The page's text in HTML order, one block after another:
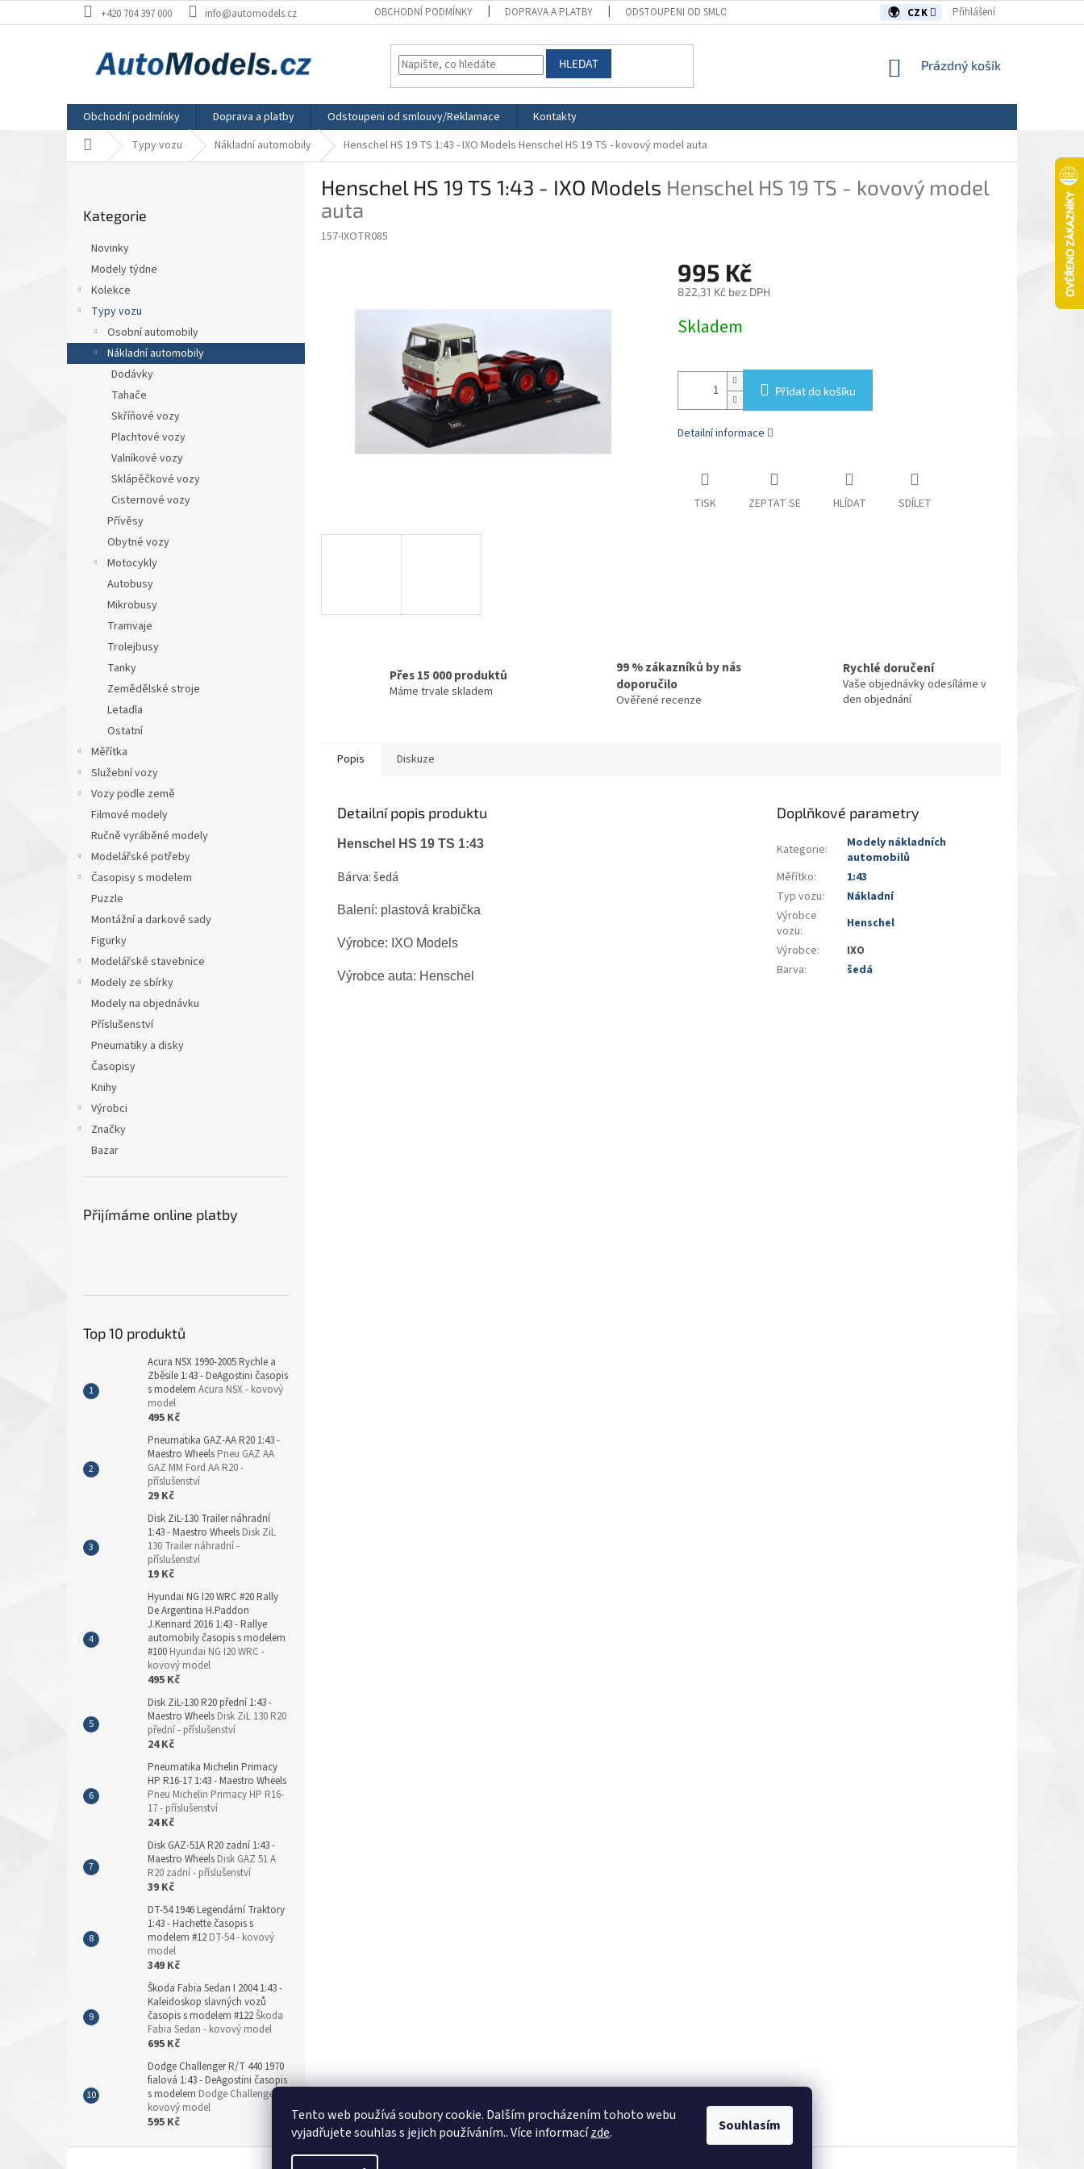
Tento web používá soubory cookie. Dalším procházením tohoto webu
vyjadřujete souhlas s jejich používáním.. Více informacízde. Souhlasím
na
+420 704 397 000 info@automodels.cz OBCHODNÍ PODMÍNKY DOPRAVA A PLATBY ODSTOUPENI OD SMLOUVY/REKLAMACE CZK Přihlášení
HLEDAT
NÁKUPNÍ
Prázdný košík
Obchodní podmínky Doprava a platby Odstoupeni od smlouvy/Reklamace
Kontakty
Domů Typy vozu Nákladní automobily Henschel HS 19 TS 1:43 - IXO Models Henschel HS 19 TS - kovový model auta
a
n
kategorie
Kategorie
Novinky
Modely týdne
Kolekce
Typy vozu
Osobní automobily
Nákladní automobily
Dodávky
Tahače
Skříňové vozy
Plachtové vozy
Valníkové vozy
Sklápěčkové vozy
Cisternové vozy
Přívěsy
Obytné vozy
Motocykly
Autobusy
Mikrobusy
Tramvaje
Trolejbusy
Tanky
Zemědělské stroje
Letadla
Ostatní
Měřítka
Služební vozy
Vozy podle země
Filmové modely
Ručně vyráběné modely
Modelářské potřeby
Časopisy s modelem
Puzzle
Montážní a darkové sady
Figurky
Modelářské stavebnice
Modely ze sbírky
Modely na objednávku
Příslušenství
Pneumatiky a disky
Časopisy
Knihy
Výrobci
Značky
Bazar
Přijímáme online platby
Top 10 produktů
Acura NSX 1990-2005 Rychle a
Zběsile 1:43 - DeAgostini časopis
s modelem Acura NSX - kovový
model
495 Kč
Pneumatika GAZ-AA R20 1:43 -
Maestro Wheels Pneu GAZ AA
GAZ MM Ford AA R20 -
příslušenství
29 Kč
Disk ZiL-130 Trailer náhradní
1:43 - Maestro Wheels Disk ZiL
130 Trailer náhradní -
příslušenství
19 Kč
Hyundai NG I20 WRC #20 Rally
De Argentina H.Paddon
J.Kennard 2016 1:43 - Rallye
automobily časopis s modelem
#100 Hyundai NG I20 WRC -
kovový model
495 Kč
Disk ZiL-130 R20 přední 1:43 -
Maestro Wheels Disk ZiL 130 R20
přední - příslušenství
24 Kč
Pneumatika Michelin Primacy
HP R16-17 1:43 - Maestro Wheels
Pneu Michelin Primacy HP R16-
17 - příslušenství
24 Kč
Disk GAZ-51A R20 zadní 1:43 -
Maestro Wheels Disk GAZ 51 A
R20 zadní - příslušenství
39 Kč
DT-54 1946 Legendární Traktory
1:43 - Hachette časopis s
modelem #12 DT-54 - kovový
model
349 Kč
Škoda Fabia Sedan I 2004 1:43 -
Kaleidoskop slavných vozů
časopis s modelem #122Škoda
Fabia Sedan - kovový model
695 Kč
Dodge Challenger R/T 440 1970
fialová 1:43 - DeAgostini časopis
s modelem Dodge Challenger -
kovový model
595 Kč
Henschel HS 19 TS 1:43 - IXO Models Henschel HS 19 TS - kovový model
auta
157-IXOTR085
995 Kč
822,31 Kč bez DPH
cena:
Skladem
Přidat do košíku
Detailní informace
TISK ZEPTAT SE HLÍDAT SDÍLET
Přes 15 000 produktů
Máme trvale skladem
99 % zákazníků by nás
doporučilo
Ověřené recenze
Rychlé doručení
Vaše objednávky odesíláme v
den objednání
Popis Diskuze
Detailní popis produktu
Henschel HS 19 TS 1:43
Bárva: šedá
Balení: plastová krabička
Výrobce: IXO Models
Výrobce auta: Henschel
Doplňkové parametry
Kategorie:
Modely nákladních
automobilů
Měřítko:
1:43
Typ vozu:
Nákladní
Výrobce
vozu:
Henschel
Výrobce:
IXO
Barva: šedá